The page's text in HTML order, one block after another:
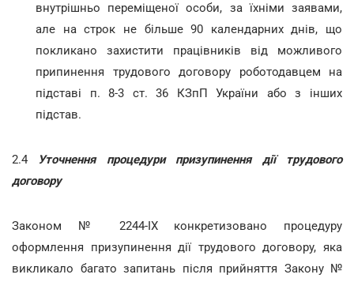
внутрішньо переміщеної особи, за їхніми заявами,
але на строк не більше 90 календарних днів, що
покликано захистити працівників від можливого
припинення трудового договору роботодавцем на
підставі п. 8-3 ст. 36 КЗпП України або з інших
підстав.
2.4 Уточнення процедури призупинення дії трудового
договору
Законом № 2244-IX конкретизовано процедуру
оформлення призупинення дії трудового договору, яка
викликало багато запитань після прийняття Закону №